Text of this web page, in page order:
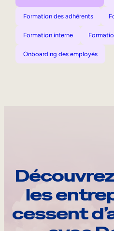
Formation des adhérents
Formation interne
Onboarding des employés
les
cessent